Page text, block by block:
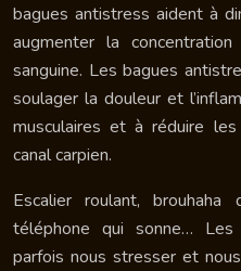
bagues antistress aident à
augmenter la
sanguine. Les bagues
soulager la douleur et
musculaires et à réduire
canal carpien.
Escalier roulant, brouhaha
téléphone qui sonne…
parfois nous stresser et